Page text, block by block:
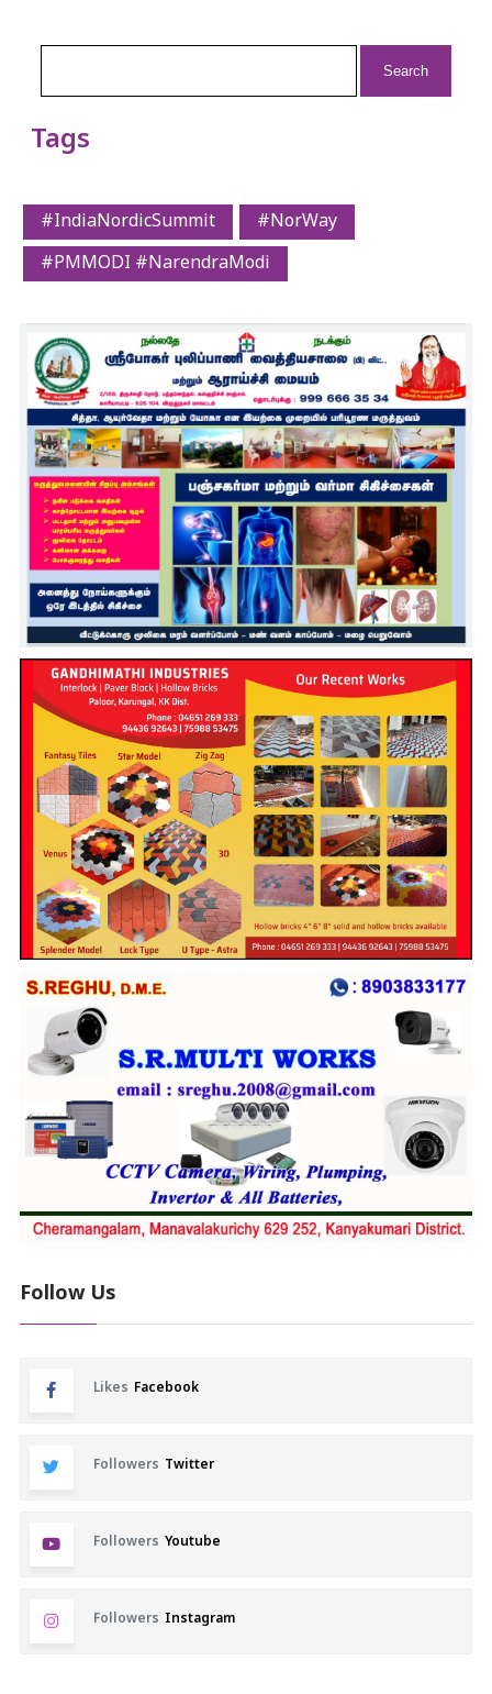
Tags
#IndiaNordicSummit
#NorWay
#PMMODI #NarendraModi
Follow Us
Likes Facebook
Followers Twitter
Followers Youtube
Followers Instagram